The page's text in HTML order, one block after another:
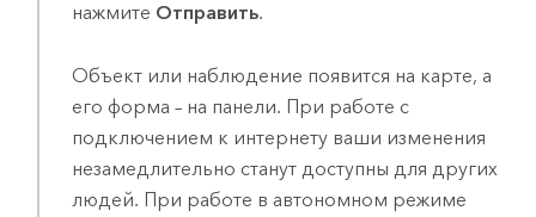
нажмите Отправить.
Объект или наблюдение появится на карте, а
его форма – на панели. При работе с
подключением к интернету ваши изменения
незамедлительно станут доступны для других
людей. При работе в автономном режиме